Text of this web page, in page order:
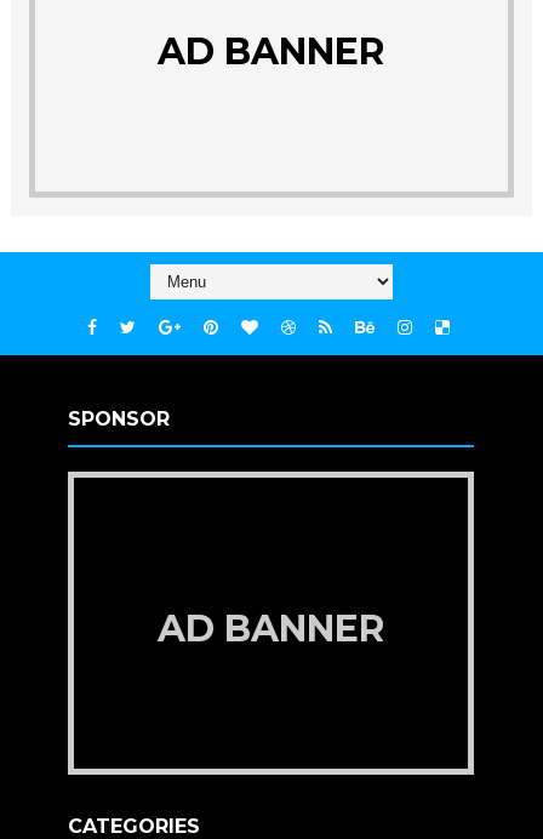
AD BANNER
SPONSOR
AD BANNER
CATEGORIES